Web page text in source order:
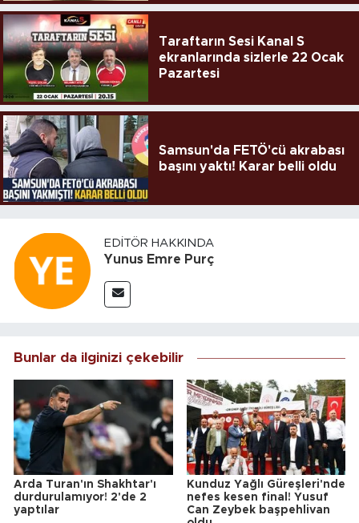
Taraftarın Sesi Kanal S
ekranlarında sizlerle 22 Ocak
Pazartesi
Samsun'da FETÖ'cü akrabası
başını yaktı! Karar belli oldu
EDITÖR HAKKINDA
Yunus Emre Purç
Bunlar da ilginizi çekebilir
Arda Turan'ın Shakhtar'ı
durdurulamıyor! 2'de 2
yaptılar
Kunduz Yağlı Güreşleri'nde
nefes kesen final! Yusuf
Can Zeybek başpehlivan